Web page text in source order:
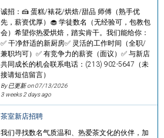
诚招：🍰 蛋糕/裱花/烘焙/甜品 师傅（熟手优
先，薪资优厚）🧁 学徒数名（无经验可，包教包
会）希望你热爱烘焙，踏实肯干。我们能给你：
✅ 干净舒适的新厨房✅ 灵活的工作时间（全职/
兼职均可）✅ 有竞争力的薪资（面议）✅ 与新店
共同成长的机会联系电话：(213) 902-5647（未
接请短信留言）
By 已更新 on07/13/2026
3 weeks 2 days ago
茶室新店招聘
我们寻找数名气质温和、热爱茶文化的伙伴，加